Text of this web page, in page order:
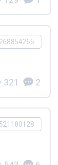
321 2